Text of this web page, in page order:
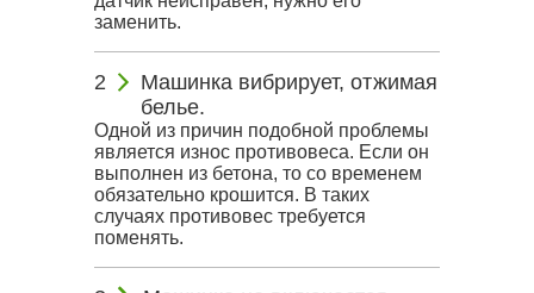
заменить.
Машинка вибрирует, отжимая
белье.
Одной из причин подобной проблемы
является износ противовеса. Если он
выполнен из бетона, то со временем
обязательно крошится. В таких
случаях противовес требуется
поменять.